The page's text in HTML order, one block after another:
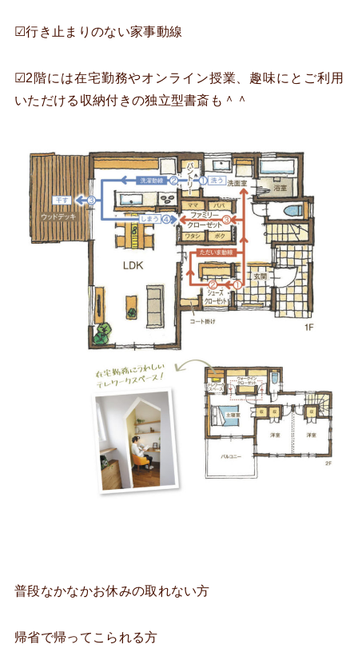
☑行き止まりのない家事動線
☑2階には在宅勤務やオンライン授業、趣味にとご利用
いただける収納付きの独立型書斎も＾＾
普段なかなかお休みの取れない方
帰省で帰ってこられる方